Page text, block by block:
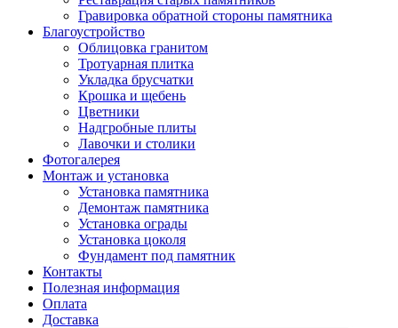
Гравировка обратной стороны памятника
Благоустройство
Облицовка гранитом
Тротуарная плитка
Укладка брусчатки
Крошка и щебень
Цветники
Надгробные плиты
Лавочки и столики
Фотогалерея
Монтаж и установка
Установка памятника
Демонтаж памятника
Установка ограды
Установка цоколя
Фундамент под памятник
Контакты
Полезная информация
Оплата
Доставка